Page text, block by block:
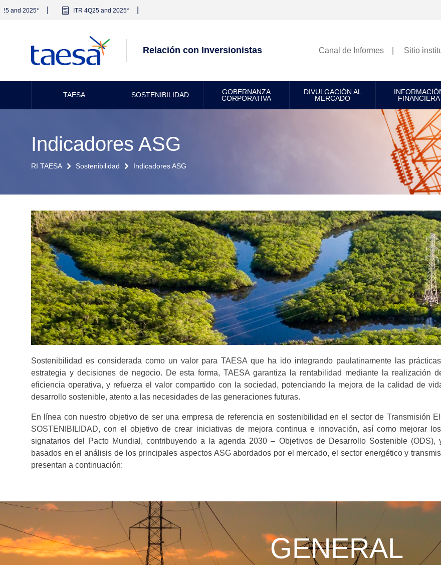
2025* | ITR 4Q25 and 2025* |
Relación con Inversionistas Canal de Informes Sitio
TAESA SOSTENIBILIDAD
GOBERNANZA
CORPORATIVA
DIVULGACIÓN AL
MERCADO
FINANCIERA
Indicadores ASG
RI TAESA Sostenibilidad Indicadores ASG
Sostenibilidad es considerada como un valor para TAESA que ha ido integrando paulatinamente las
estrategia y decisiones de negocio. De esta forma, TAESA garantiza la rentabilidad mediante la realización
eficiencia operativa, y refuerza el valor compartido con la sociedad, potenciando la mejora de la calidad de
desarrollo sostenible, atento a las necesidades de las generaciones futuras.
En línea con nuestro objetivo de ser una empresa de referencia en sostenibilidad en el sector de Transmisión
SOSTENIBILIDAD, con el objetivo de crear iniciativas de mejora continua e innovación, así como mejorar
signatarios del Pacto Mundial, contribuyendo a la agenda 2030 – Objetivos de Desarrollo Sostenible (ODS),
basados ​​en el análisis de los principales aspectos ASG abordados por el mercado, el sector energético y
presentan a continuación:
GENERAL